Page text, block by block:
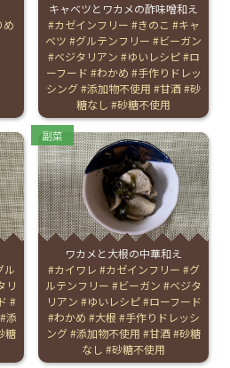
め
キャベツとワカメの酢味噌和え
Tags:
カゼインフリー きのこ
キャ
ベツ
グルテンフリー
ビーガン
ベジタリアン
ゆいレシピ ロ
ーフード
わかめ
手作りドレッ
シング 添加物不使用 甘酒 砂
糖なし
砂糖不使用
ル
リ
添
糖
Categories:
副菜
ワカメと大根の中華和え
Tags:
カイワレ カゼインフリー
グ
ルテンフリー
ビーガン
ベジタ
リアン
ゆいレシピ ローフード
わかめ
大根
手作りドレッシ
ング 添加物不使用 甘酒 砂糖
なし
砂糖不使用